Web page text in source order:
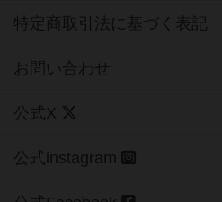
特定商取引法に基づく表記
お問い合わせ
公式X
公式instagram